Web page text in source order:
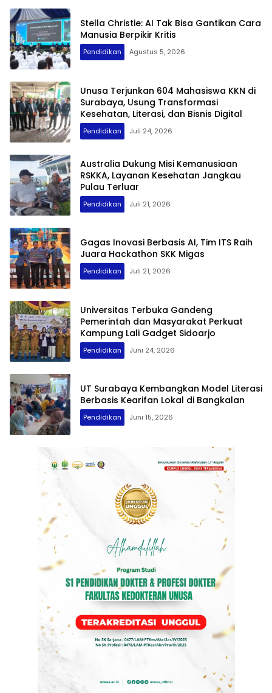
Stella Christie: AI Tak Bisa Gantikan Cara
Manusia Berpikir Kritis
Pendidikan Agustus 5, 2026
Unusa Terjunkan 604 Mahasiswa KKN di
Surabaya, Usung Transformasi
Kesehatan, Literasi, dan Bisnis Digital
Pendidikan Juli 24, 2026
Australia Dukung Misi Kemanusiaan
RSKKA, Layanan Kesehatan Jangkau
Pulau Terluar
Pendidikan Juli 21, 2026
Gagas Inovasi Berbasis AI, Tim ITS Raih
Juara Hackathon SKK Migas
Pendidikan Juli 21, 2026
Universitas Terbuka Gandeng
Pemerintah dan Masyarakat Perkuat
Kampung Lali Gadget Sidoarjo
Pendidikan Juni 24, 2026
UT Surabaya Kembangkan Model Literasi
Berbasis Kearifan Lokal di Bangkalan
Pendidikan Juni 15, 2026